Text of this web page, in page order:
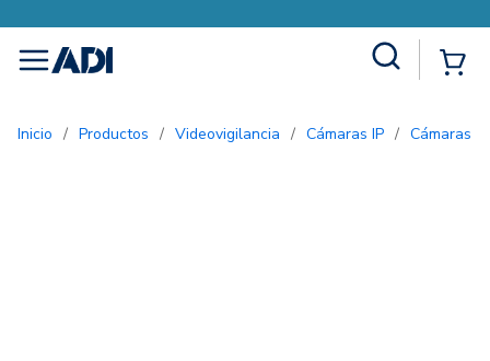
menu
Inicio / Productos / Videovigilancia / Cámaras IP / Cámaras